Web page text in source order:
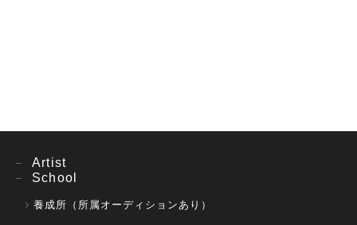
Artist
School
養成所（所属オーディションあり）